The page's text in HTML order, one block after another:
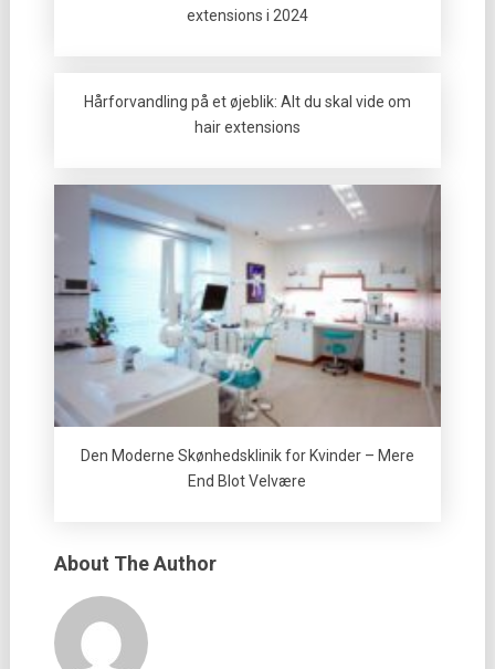
extensions i 2024
Hårforvandling på et øjeblik: Alt du skal vide om
hair extensions
Den Moderne Skønhedsklinik for Kvinder – Mere
End Blot Velvære
About The Author